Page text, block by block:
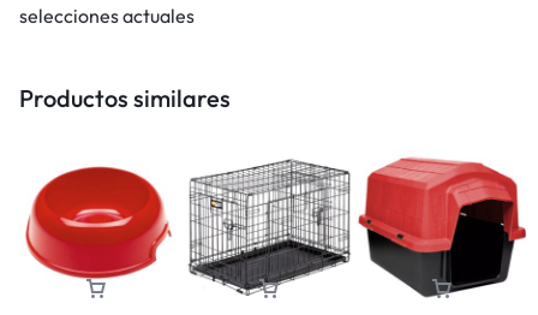
selecciones actuales
Productos similares